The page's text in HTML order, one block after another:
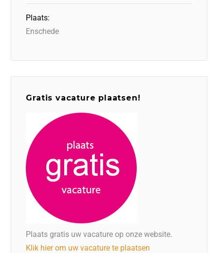
Plaats:
Enschede
Gratis vacature plaatsen!
Plaats gratis uw vacature op onze website.
Klik hier om uw vacature te plaatsen